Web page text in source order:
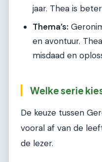
jaar. Thea is
Thema’s:
en avontuur.
misdaad en
Welke serie
De keuze tussen
vooral af van de
de lezer.